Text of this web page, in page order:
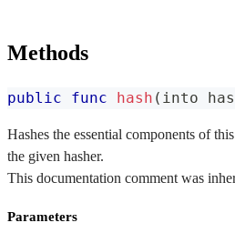
Methods
public func hash ( into
Hashes the essential components of
the given hasher.
This documentation comment was
Parameters